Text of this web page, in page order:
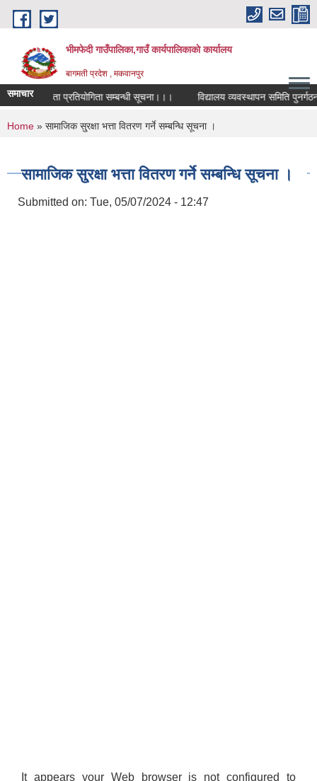
Skip to main content
भीमफेदी गाउँपालिका,गाउँ कार्यपालिकाकाे कार्यालय
बागमती प्रदेश , मकवानपुर
समाचारकविता प्रतियोगिता सम्बन्धी सूचना।।। विद्यालय व्यवस्थापन समिति पुनर्गठन
You are here
Home » सामाजिक सु्रक्षा भत्ता वितरण गर्ने सम्बन्धि सूचना ।
सामाजिक सु्रक्षा भत्ता वितरण गर्ने सम्बन्धि सूचना ।
Submitted on: Tue, 05/07/2024 - 12:47
It appears your Web browser is not configured to